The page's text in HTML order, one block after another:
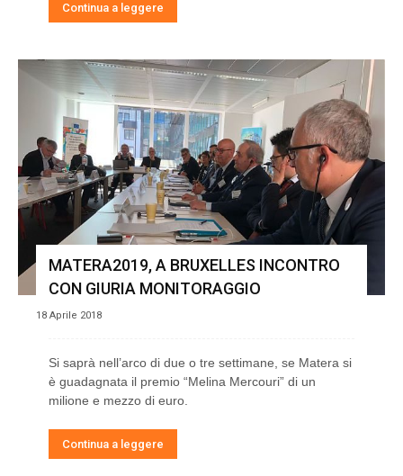
Continua a leggere
MATERA2019, A BRUXELLES INCONTRO
CON GIURIA MONITORAGGIO
18 Aprile 2018
Si saprà nell’arco di due o tre settimane, se Matera si
è guadagnata il premio “Melina Mercouri” di un
milione e mezzo di euro.
Continua a leggere